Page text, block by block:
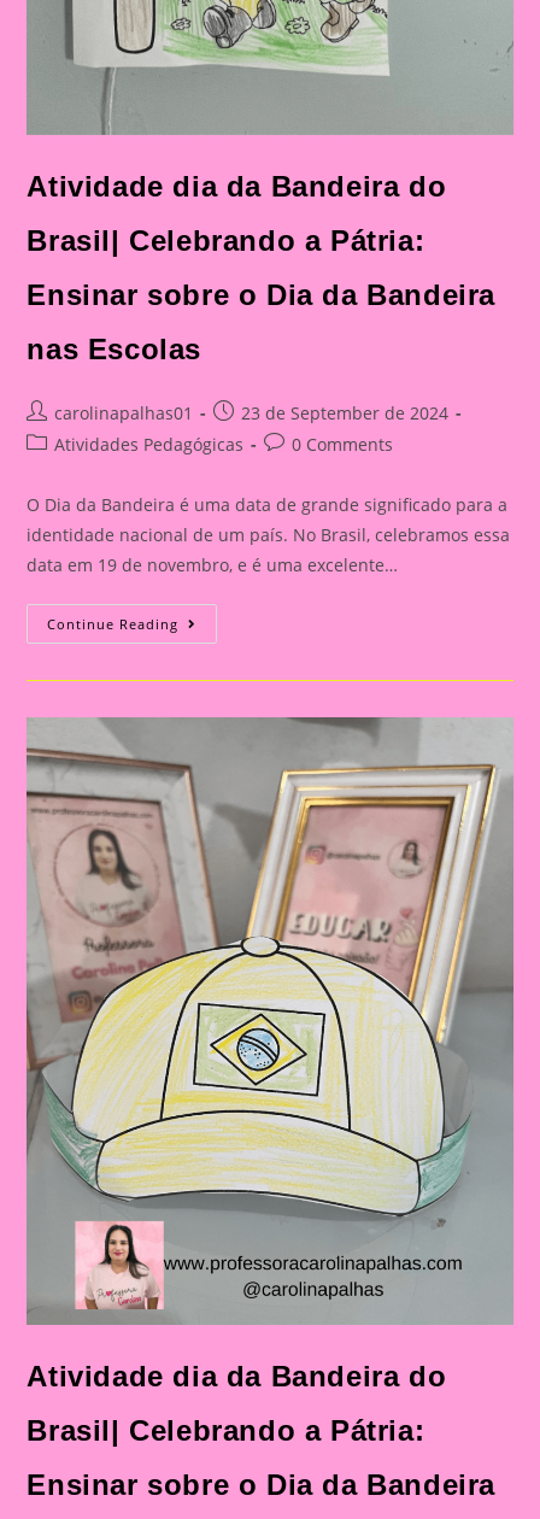
Atividade dia da Bandeira do
Brasil| Celebrando a Pátria:
Ensinar sobre o Dia da Bandeira
nas Escolas
Post
author:
carolinapalhas01
Post
published:
23 de September de 2024
PostAtividades Pedagógicas
Post0 Comments
O Dia da Bandeira é uma data de grande significado para a
identidade nacional de um país. No Brasil, celebramos essa
data em 19 de novembro, e é uma excelente…
Continue Reading Atividade
Dia
Bandeira
Celebrando
Pátria:
Ensinar
Sobre
O
Dia
Da
Bandeira
Nas
Escolas
Atividade dia da Bandeira do
Brasil| Celebrando a Pátria:
Ensinar sobre o Dia da Bandeira